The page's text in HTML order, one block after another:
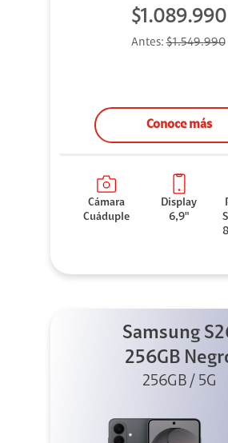
$1.089.990
Antes:$1.549.990
Conoce más
Cámara
Cuáduple
Display
6,9"
Samsung
256GB
256GB / 5G